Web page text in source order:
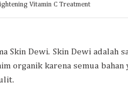
Vitamin C Treatment
Skin Dewi. Skin Dewi adalah
organik karena semua bahan